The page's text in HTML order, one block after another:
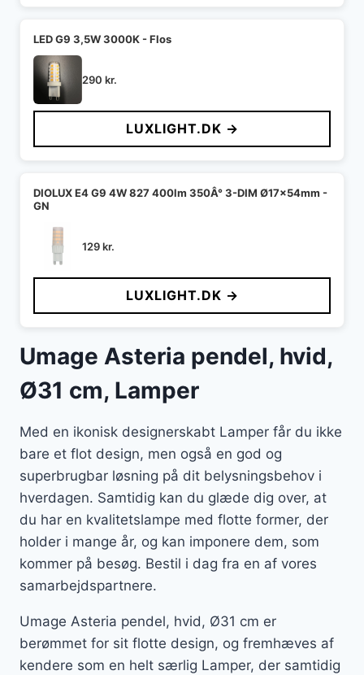
LED G9 3,5W 3000K - Flos
290 kr.
LUXLIGHT.DK →
DIOLUX E4 G9 4W 827 400lm 350Â° 3-DIM Ø17x54mm -
GN
129kr.
LUXLIGHT.DK →
Umage Asteria pendel, hvid,
Ø31 cm, Lamper
Med en ikonisk designerskabt Lamper får du ikke
bare et flot design, men også en god og
superbrugbar løsning på dit belysningsbehov i
hverdagen. Samtidig kan du glæde dig over, at
du har en kvalitetslampe med flotte former, der
holder i mange år, og kan imponere dem, som
kommer på besøg. Bestil i dag fra en af vores
samarbejdspartnere.
Umage Asteria pendel, hvid, Ø31 cm er
berømmet for sit flotte design, og fremhæves af
kendere som en helt særlig Lamper, der samtidig